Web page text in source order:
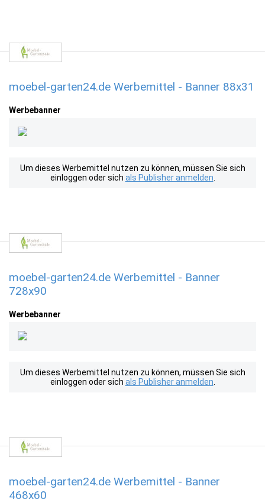
moebel-garten24.de Werbemittel - Banner 88x31
Werbebanner
Um dieses Werbemittel nutzen zu können, müssen Sie sich
einloggen oder sich als Publisher anmelden
moebel-garten24.de Werbemittel - Banner
728x90
Werbebanner
Um dieses Werbemittel nutzen zu können, müssen Sie sich
einloggen oder sich als Publisher anmelden
moebel-garten24.de Werbemittel - Banner
468x60